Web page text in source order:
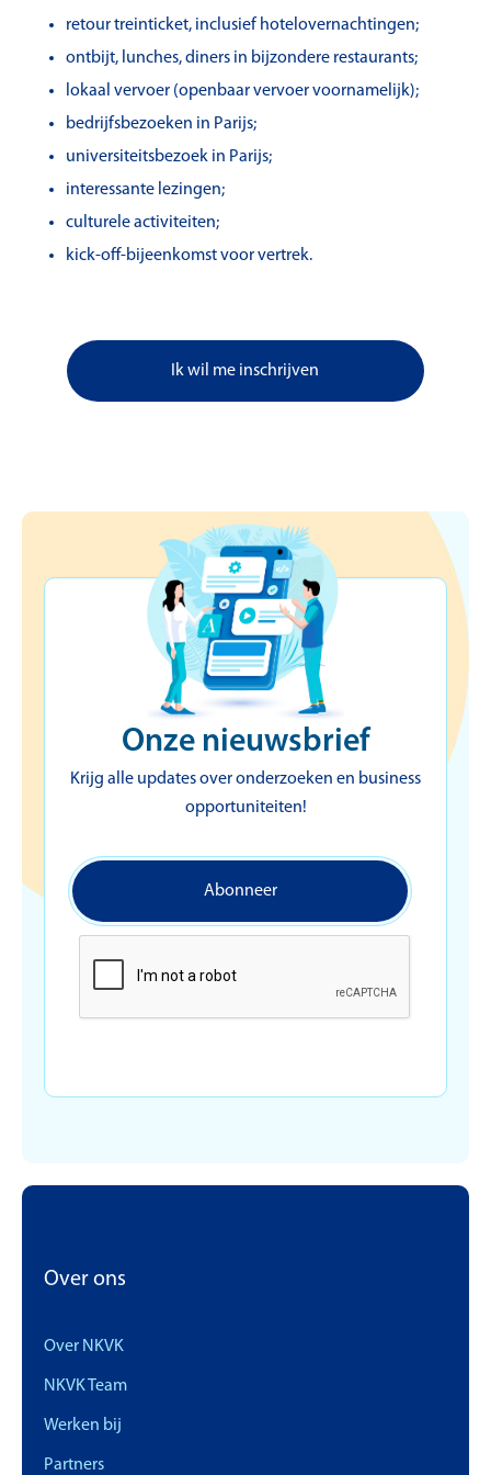
retour treinticket, inclusief hotelovernachtingen;
ontbijt, lunches, diners in bijzondere restaurants;
lokaal vervoer (openbaar vervoer voornamelijk);
bedrijfsbezoeken in Parijs;
universiteitsbezoek in Parijs;
interessante lezingen;
culturele activiteiten;
kick-off-bijeenkomst voor vertrek.
Ik wil me inschrijven
Onze nieuwsbrief
Krijg alle updates over onderzoeken en business
opportuniteiten!
Over ons
Over NKVK
NKVK Team
Werken bij
Partners